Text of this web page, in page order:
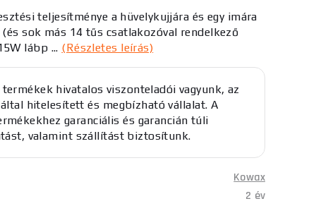
teljesítménye a hüvelykujjára és egy imára
sok más 14 tűs csatlakozóval rendelkező
lábp ... (Részletes leírás)
hivatalos viszonteladói vagyunk, az
hitelesített és megbízható vállalat. A
garanciális és garancián túli
valamint szállítást biztosítunk.
Kowax
2 év